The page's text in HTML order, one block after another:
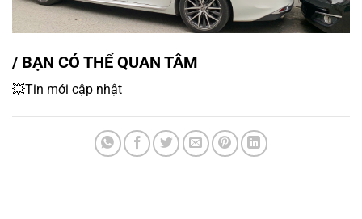
/ BẠN CÓ THỂ QUAN TÂM
💥Tin mới cập nhật